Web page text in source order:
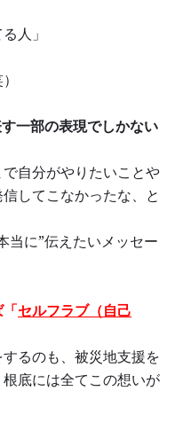
人」
一部の表現でしかない
自分がやりたいことや
してこなかったな、と
当に”伝えたいメッセー
セルフラブ（自己
るのも、被災地支援を
底には全てこの想いが